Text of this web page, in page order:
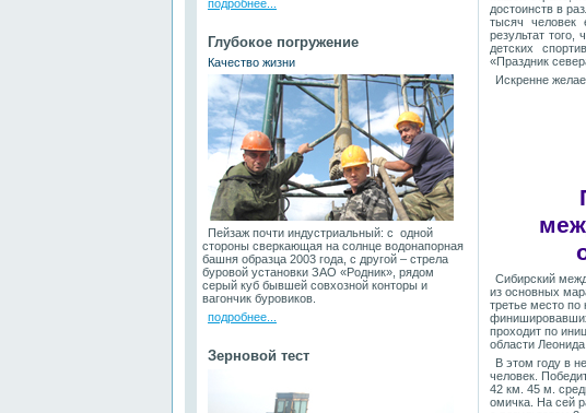
подробнее...
Глубокое погружение
Качество жизни
Пейзаж почти индустриальный: с одной
стороны сверкающая на солнце водонапорная
башня образца 2003 года, с другой – стрела
буровой установки ЗАО «Родник», рядом
серый куб бывшей совхозной конторы и
вагончик буровиков.
подробнее...
Зерновой тест
достоинств в
тысяч человек
результат того,
детских
«Праздник
Искренне
Сибирский
из основных
третье место по
проходит по
области
В этом году в
человек.
42 км. 45 м.
омичка. На сей